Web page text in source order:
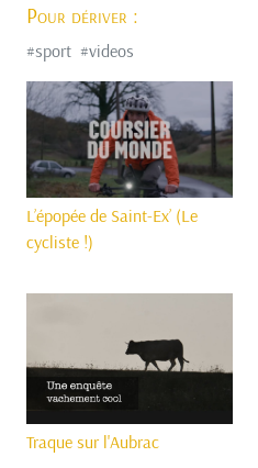
Pour dériver :
#sport #videos
L’épopée de Saint-Ex’ (Le
cycliste !)
Traque sur l'Aubrac